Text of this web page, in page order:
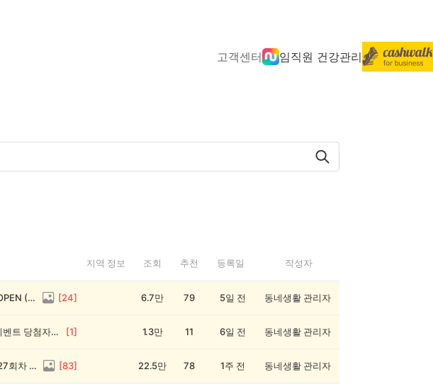
고객센터 임직원 건강관리
지역 정보 조회 추천 등록일 작성자
전원 1,000캐시! 🥳 우리 동네 썰전 14회차 OPEN (~8/17) [24] 6.7만 79 5일 전 동네생활 관리자
💰[당첨자 발표] 26회차 우리 동네 정보왕 이벤트 당첨자를 발표합니다! [1] 1.3만 11 6일 전 동네생활 관리자
💸 전원 2,000캐시 지급! 우리 동네 정보왕 27회차 (~8/10) [83] 22.5만 78 1주 전 동네생활 관리자